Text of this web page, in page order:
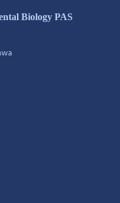
Biology PAS